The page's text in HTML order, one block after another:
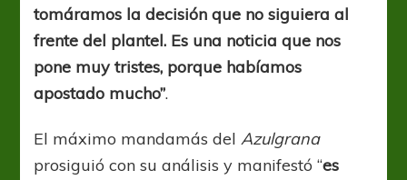
tomáramos la decisión que no siguiera al
frente del plantel. Es una noticia que nos
pone muy tristes, porque habíamos
apostado mucho”.
El máximo mandamás delAzulgrana
prosiguió con su análisis y manifestó “es